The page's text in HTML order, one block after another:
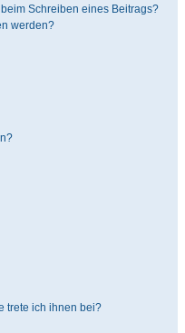
Schreiben eines Beitrags?
werden?
trete ich ihnen bei?